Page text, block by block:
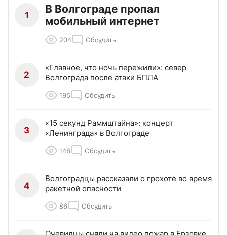
1
В Волгограде пропал
мобильный интернет
204 Обсудить
2
«Главное, что ночь пережили»: север
Волгограда после атаки БПЛА
195 Обсудить
3
«15 секунд Раммштайна»: концерт
«Ленинграда» в Волгограде
148 Обсудить
4
Волгоградцы рассказали о грохоте во время
ракетной опасности
86 Обсудить